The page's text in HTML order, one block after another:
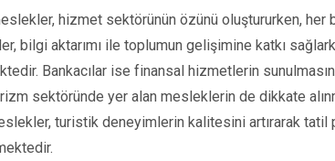
hizmet sektörünün özünü oluştururken, her
bilgi aktarımı ile toplumun gelişimine katkı
Bankacılar ise finansal hizmetlerin
sektöründe yer alan mesleklerin de dikkate
turistik deneyimlerin kalitesini artırarak tatil